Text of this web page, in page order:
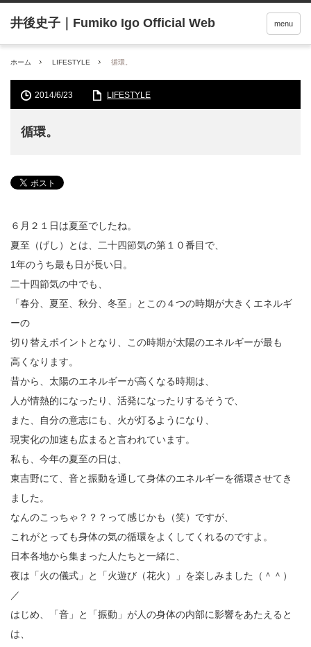
menu
ホーム LIFESTYLE 循環。
2014/6/23 LIFESTYLE
循環。
６月２１日は夏至でしたね。
夏至（げし）とは、二十四節気の第１０番目で、
1年のうち最も日が長い日。
二十四節気の中でも、
「春分、夏至、秋分、冬至」とこの４つの時期が大きくエネルギ
ーの
切り替えポイントとなり、この時期が太陽のエネルギーが最も
高くなります。
昔から、太陽のエネルギーが高くなる時期は、
人が情熱的になったり、活発になったりするそうで、
また、自分の意志にも、火が灯るようになり、
現実化の加速も広まると言われています。
私も、今年の夏至の日は、
東吉野にて、音と振動を通して身体のエネルギーを循環させてき
ました。
なんのこっちゃ？？？って感じかも（笑）ですが、
これがとっても身体の気の循環をよくしてくれるのですよ。
日本各地から集まった人たちと一緒に、
夜は「火の儀式」と「火遊び（花火）」を楽しみました（＾＾）
／
はじめ、「音」と「振動」が人の身体の内部に影響をあたえると
は、